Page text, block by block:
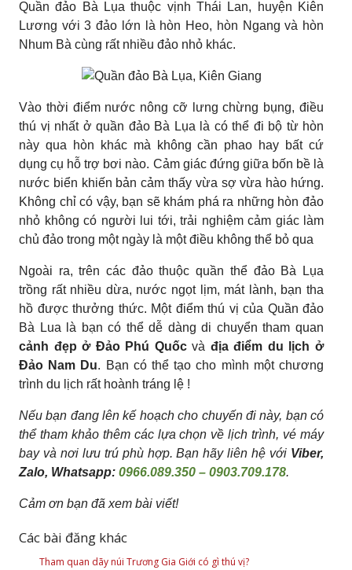
Quần đảo Bà Lụa thuộc vịnh Thái Lan, huyện Kiên
Lương với 3 đảo lớn là hòn Heo, hòn Ngang và hòn
Nhum Bà cùng rất nhiều đảo nhỏ khác.
Vào thời điểm nước nông cỡ lưng chừng bụng, điều
thú vị nhất ở quần đảo Bà Lụa là có thể đi bộ từ hòn
này qua hòn khác mà không cần phao hay bất cứ
dụng cụ hỗ trợ bơi nào. Cảm giác đứng giữa bốn bề là
nước biển khiến bản cảm thấy vừa sợ vừa hào hứng.
Không chỉ có vậy, bạn sẽ khám phá ra những hòn đảo
nhỏ không có người lui tới, trải nghiệm cảm giác làm
chủ đảo trong một ngày là một điều không thể bỏ qua
Ngoài ra, trên các đảo thuộc quần thể đảo Bà Lụa
trồng rất nhiều dừa, nước ngọt lịm, mát lành, bạn tha
hồ được thưởng thức. Một điểm thú vị của Quần đảo
Bà Lua là bạn có thể dễ dàng di chuyển tham quan
cảnh đẹp ở Đảo Phú Quốcvà địa điểm du lịch ở
Đảo Nam Du. Bạn có thể tạo cho mình một chương
trình du lịch rất hoành tráng lệ !
Nếu bạn đang lên kế hoạch cho chuyến đi này, bạn có
thể tham khảo thêm các lựa chọn về lịch trình, vé máy
bay và nơi lưu trú phù hợp. Bạn hãy liên hệ với Viber,
Zalo, Whatsapp: 0966.089.350 – 0903.709.178.
Cảm ơn bạn đã xem bài viết!
Các bài đăng khác
Tham quan dãy núi Trương Gia Giới có gì thú vị?